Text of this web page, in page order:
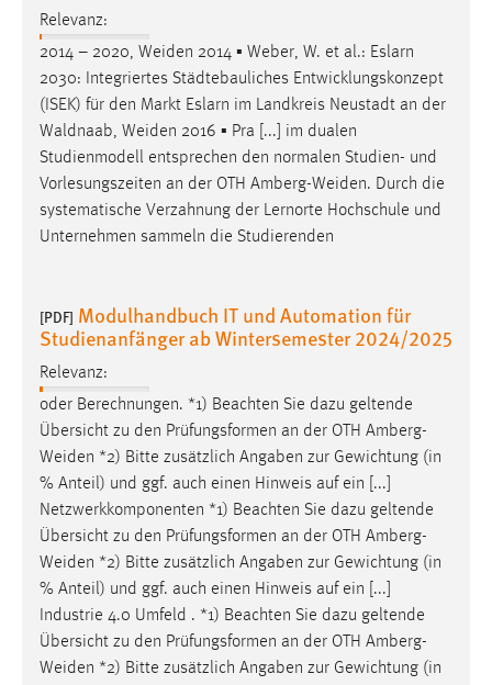
Relevanz:
2014 – 2020, Weiden 2014 ▪ Weber, W. et al.: Eslarn
2030: Integriertes Städtebauliches Entwicklungskonzept
(ISEK) für den Markt Eslarn im Landkreis Neustadt an der
Waldnaab, Weiden 2016 ▪ Pra [...] im dualen
Studienmodell entsprechen den normalen Studien- und
Vorlesungszeiten an der OTH Amberg-Weiden. Durch die
systematische Verzahnung der Lernorte Hochschule und
Unternehmen sammeln die Studierenden
[PDF] Modulhandbuch IT und Automation für
Studienanfänger ab Wintersemester 2024/2025
Relevanz:
oder Berechnungen. *1) Beachten Sie dazu geltende
Übersicht zu den Prüfungsformen an der OTH Amberg-
Weiden *2) Bitte zusätzlich Angaben zur Gewichtung (in
% Anteil) und ggf. auch einen Hinweis auf ein [...]
Netzwerkkomponenten *1) Beachten Sie dazu geltende
Übersicht zu den Prüfungsformen an der OTH Amberg-
Weiden *2) Bitte zusätzlich Angaben zur Gewichtung (in
% Anteil) und ggf. auch einen Hinweis auf ein [...]
Industrie 4.0 Umfeld . *1) Beachten Sie dazu geltende
Übersicht zu den Prüfungsformen an der OTH Amberg-
Weiden *2) Bitte zusätzlich Angaben zur Gewichtung (in